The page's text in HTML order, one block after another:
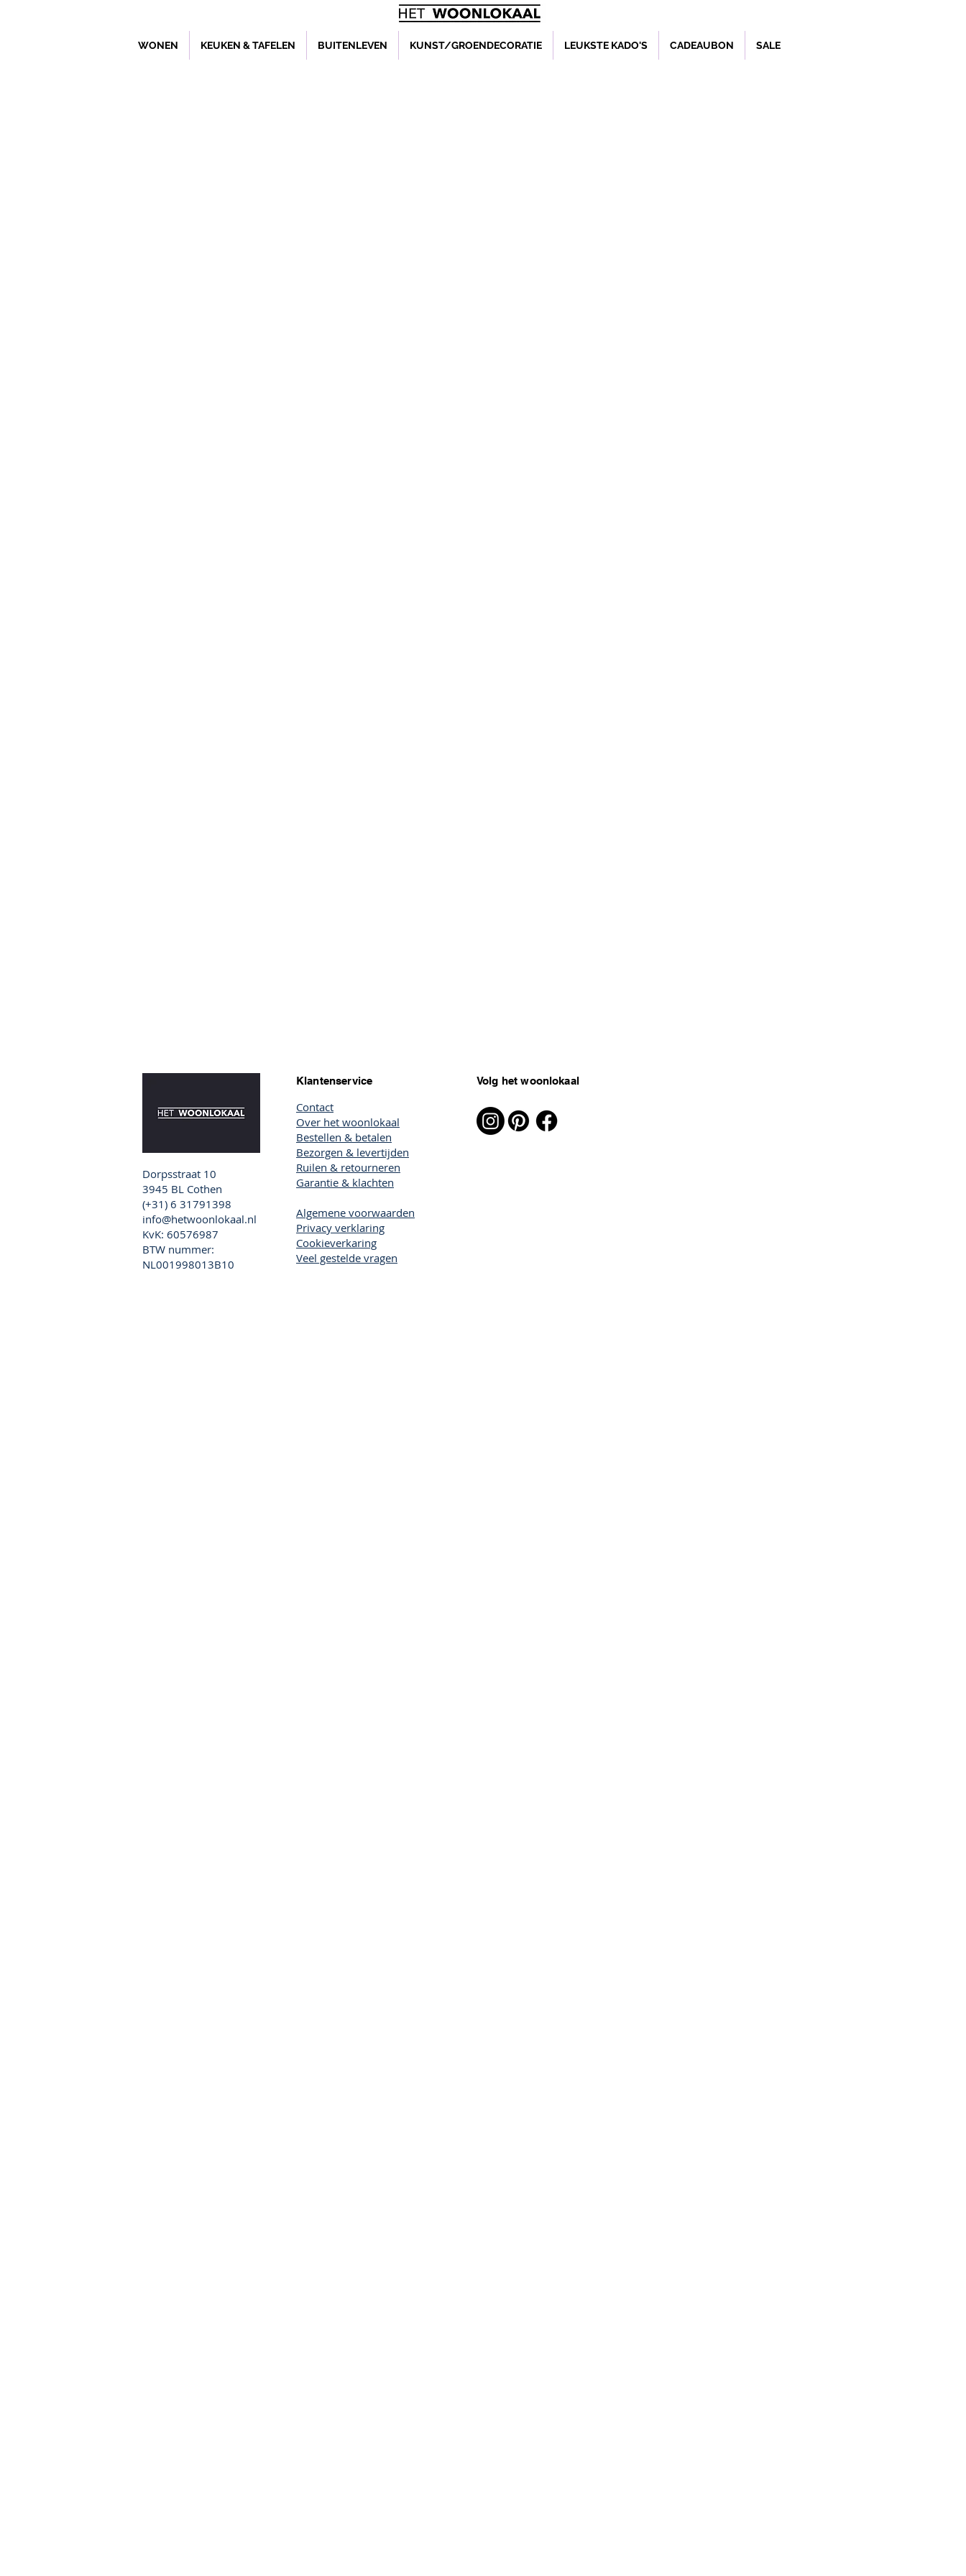
WONEN KEUKEN & TAFELEN BUITENLEVEN KUNST/GROENDECORATIE LEUKSTE KADO'S CADEAUBON SALE
Dorpsstraat 10
3945 BL Cothen
(+31) 6 31791398
info@hetwoonlokaal.nl
KvK: 60576987
BTW nummer:
NL001998013B10
Klantenservice Volg het woonlokaal
Contact
Over het woonlokaal
Bestellen & betalen
Bezorgen & levertijden
Ruilen & retourneren
Garantie & klachten
Algemene voorwaarden
Privacy verklaring
Cookieverkaring
Veel gestelde vragen